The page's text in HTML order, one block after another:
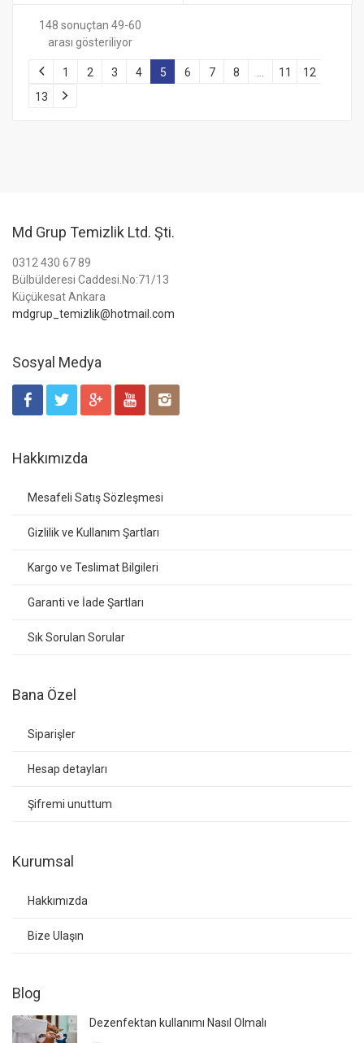
148 sonuçtan 49-60
arası gösteriliyor
1 2 3 4 5 6 7 8 … 11
12
13
Md Grup Temizlik Ltd. Şti.
0312 430 67 89
Bülbülderesi Caddesi.No:71/13
Küçükesat Ankara
mdgrup_temizlik@hotmail.com
Sosyal Medya
Hakkımızda
Mesafeli Satış Sözleşmesi
Gizlilik ve Kullanım Şartları
Kargo ve Teslimat Bilgileri
Garanti ve İade Şartları
Sık Sorulan Sorular
Bana Özel
Siparişler
Hesap detayları
Şifremi unuttum
Kurumsal
Hakkımızda
Bize Ulaşın
Blog
Dezenfektan kullanımı Nasıl Olmalı